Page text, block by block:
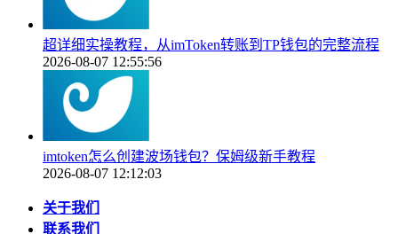
超详细实操教程，从imToken转账到TP钱包的完整流程
2026-08-07 12:55:56
imtoken怎么创建波场钱包？保姆级新手教程
2026-08-07 12:12:03
关于我们
联系我们